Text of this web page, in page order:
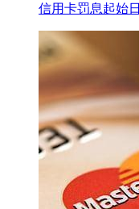
信用卡罚息起始日